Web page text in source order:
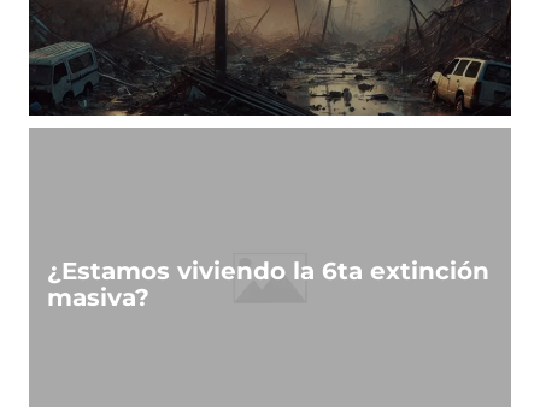
¿Estamos viviendo la 6ta extinción
masiva?